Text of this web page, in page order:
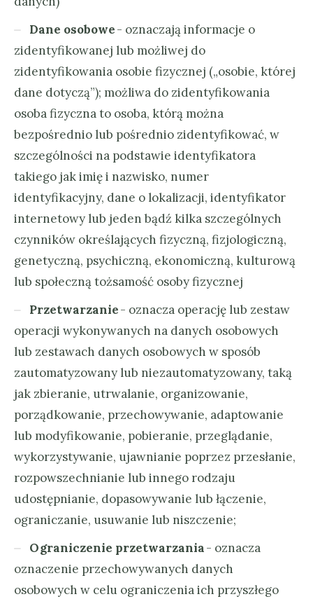
Dane osobowe- oznaczają informacje o
zidentyfikowanej lub możliwej do
zidentyfikowania osobie fizycznej („osobie, której
dane dotyczą”); możliwa do zidentyfikowania
osoba fizyczna to osoba, którą można
bezpośrednio lub pośrednio zidentyfikować, w
szczególności na podstawie identyfikatora
takiego jak imię i nazwisko, numer
identyfikacyjny, dane o lokalizacji, identyfikator
internetowy lub jeden bądź kilka szczególnych
czynników określających fizyczną, fizjologiczną,
genetyczną, psychiczną, ekonomiczną, kulturową
lub społeczną tożsamość osoby fizycznej
Przetwarzanie- oznacza operację lub zestaw
operacji wykonywanych na danych osobowych
lub zestawach danych osobowych w sposób
zautomatyzowany lub niezautomatyzowany, taką
jak zbieranie, utrwalanie, organizowanie,
porządkowanie, przechowywanie, adaptowanie
lub modyfikowanie, pobieranie, przeglądanie,
wykorzystywanie, ujawnianie poprzez przesłanie,
rozpowszechnianie lub innego rodzaju
udostępnianie, dopasowywanie lub łączenie,
ograniczanie, usuwanie lub niszczenie;
Ograniczenie przetwarzania- oznacza
oznaczenie przechowywanych danych
osobowych w celu ograniczenia ich przyszłego